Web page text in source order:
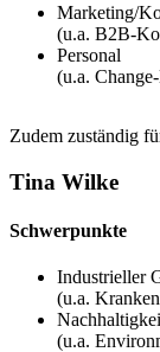
Marketing/
(u.a. B2B-
Personal
(u.a.
Zudem zuständig
Tina Wilke
Schwerpunkte
Industrieller
(u.a.
(u.a.